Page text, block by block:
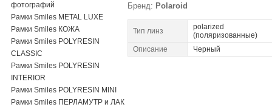
фотографий
Рамки Smiles METAL LUXE
Рамки Smiles КОЖА
Рамки Smiles POLYRESIN
CLASSIC
Рамки Smiles POLYRESIN
INTERIOR
Рамки Smiles POLYRESIN MINI
Рамки Smiles ПЕРЛАМУТР и ЛАК
Бренд: Polaroid
Тип линз
polarized
(поляризованные)
Описание
Черный